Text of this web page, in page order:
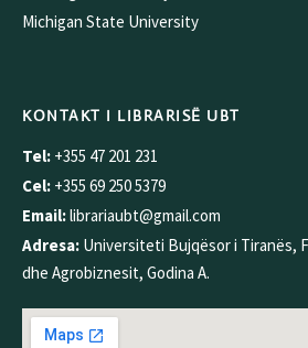
Michigan State University
KONTAKT I LIBRARISË UBT
Tel: +355 47 201 231
Cel: +355 69 250 5379
Email:librariaubt@gmail.com
Adresa: Universiteti Bujqësor i Tiranës,
dhe Agrobiznesit, Godina A.